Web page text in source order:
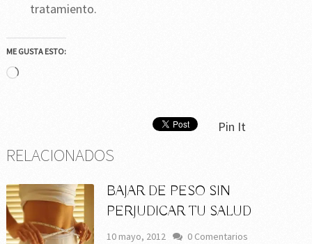
tratamiento.
ME GUSTA ESTO:
Cargando...
Pin It
RELACIONADOS
BAJAR DE PESO SIN
PERJUDICAR TU SALUD
10 mayo, 2012 0 Comentarios